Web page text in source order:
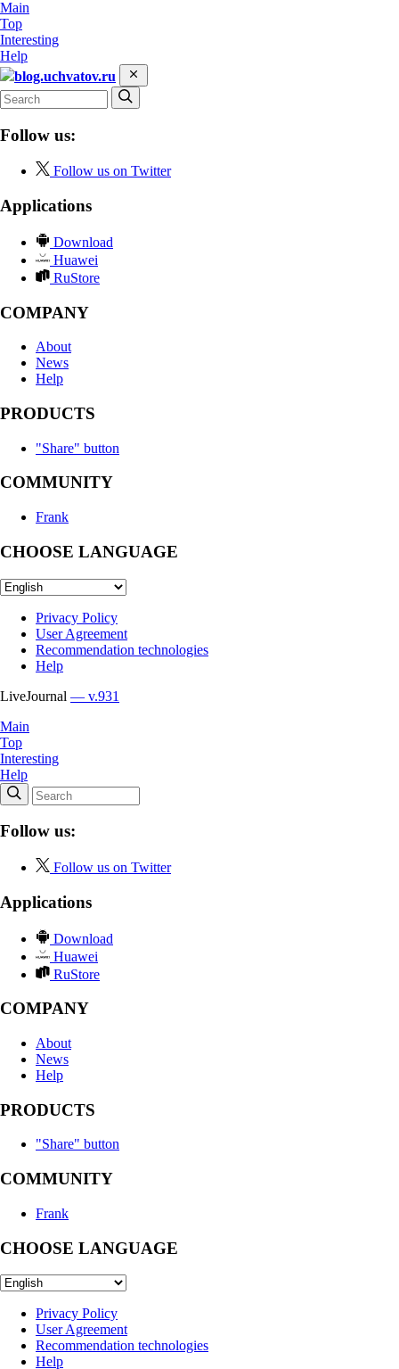
Main
Top
Interesting
Help
blog.uchvatov.ru
Follow us:
Follow us on Twitter
Applications
Download
Huawei
RuStore
COMPANY
About
News
Help
PRODUCTS
"Share" button
COMMUNITY
Frank
CHOOSE LANGUAGE
Privacy Policy
User Agreement
Recommendation technologies
Help
LiveJournal — v.931
Main
Top
Interesting
Help
Follow us:
Follow us on Twitter
Applications
Download
Huawei
RuStore
COMPANY
About
News
Help
PRODUCTS
"Share" button
COMMUNITY
Frank
CHOOSE LANGUAGE
Privacy Policy
User Agreement
Recommendation technologies
Help